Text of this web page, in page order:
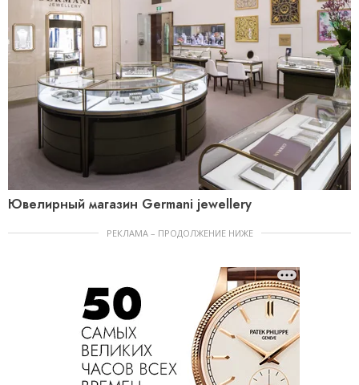
Ювелирный магазин Germani jewellery
РЕКЛАМА – ПРОДОЛЖЕНИЕ НИЖЕ